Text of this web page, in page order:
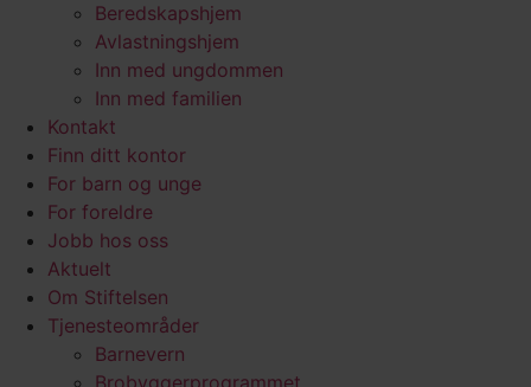
Beredskapshjem
Avlastningshjem
Inn med ungdommen
Inn med familien
Kontakt
Finn ditt kontor
For barn og unge
For foreldre
Jobb hos oss
Aktuelt
Om Stiftelsen
Tjenesteområder
Barnevern
Brobyggerprogrammet